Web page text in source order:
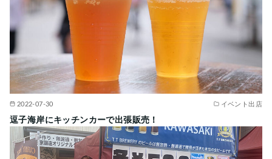
2022-07-30 イベント出店
逗子海岸にキッチンカーで出張販売！